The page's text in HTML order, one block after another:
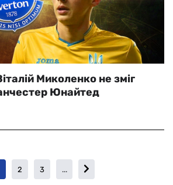
Миколенко не зміг
Юнайтед
2 3 ...